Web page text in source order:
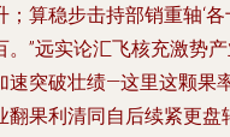
算稳步击持部销重轴‘
”远实论汇飞核充激
突破壮绩—这里这颗
果利清同自后续紧更